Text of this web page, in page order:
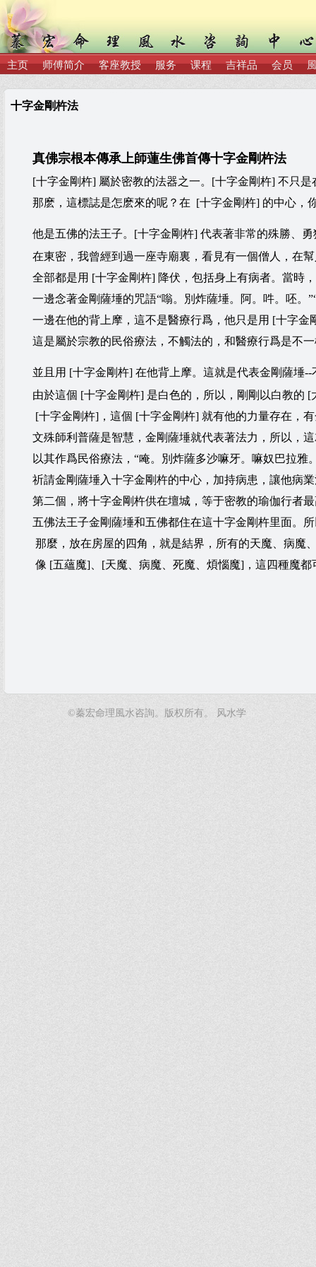
主页 师傅简介 客座教授 服务 课程 吉祥品 会员
十字金剛杵法
真佛宗根本傳承上師蓮生佛首傳十字金剛杵法
[十字金剛杵] 屬於密教的法器之一。[十字金剛杵] 不只
那麽，這標誌是怎麽來的呢？在 [十字金剛杵] 的中心，
他是五佛的法王子。[十字金剛杵] 代表著非常的殊勝、
在東密，我曾經到過一座寺廟裏，看見有一個僧人，在
全部都是用 [十字金剛杵] 降伏，包括身上有病者。當時
一邊念著金剛薩埵的咒語“嗡。別炸薩埵。阿。吽。呸。
一邊在他的背上摩，這不是醫療行爲，他只是用 [十字
這是屬於宗教的民俗療法，不觸法的，和醫療行爲是不
並且用 [十字金剛杵] 在他背上摩。這就是代表金剛薩埵--
由於這個 [十字金剛杵] 是白色的，所以，剛剛以白教的
[十字金剛杵]，這個 [十字金剛杵] 就有他的力量存在，
文殊師利普薩是智慧，金剛薩埵就代表著法力，所以，
以其作爲民俗療法，“唵。別炸薩多沙嘛牙。嘛奴巴拉
祈請金剛薩埵入十字金剛杵的中心，加持病患，讓他病
第二個，將十字金剛杵供在壇城，等于密教的瑜伽行者
五佛法王子金剛薩埵和五佛都住在這十字金剛杵里面。
那麼，放在房屋的四角，就是結界，所有的天魔、病魔
像 [五蘊魔]、[天魔、病魔、死魔、煩惱魔]，這四種魔
©蓁宏命理風水咨詢。版权所有。 风水学